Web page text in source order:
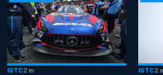
IGTC2 m
IGTC2